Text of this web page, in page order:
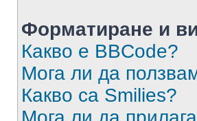
Форматиране и
Какво е BBCode?
Мога ли да
Какво са Smilies?